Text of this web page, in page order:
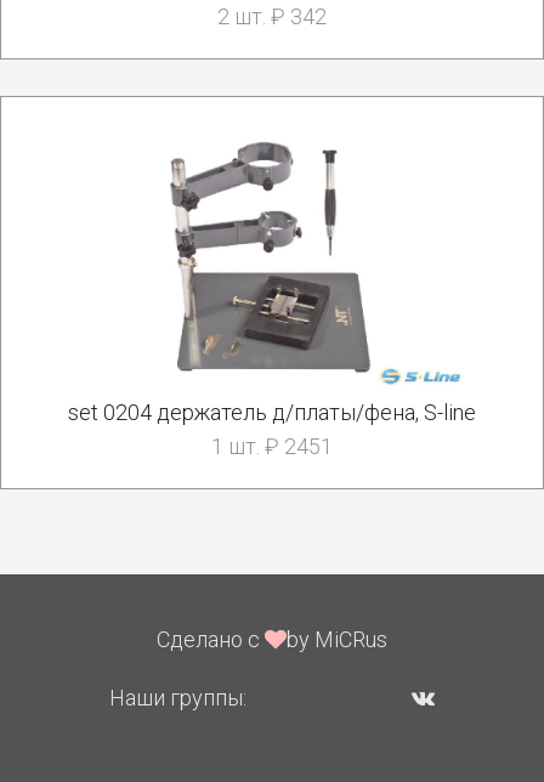
2 шт. ₽ 342
set 0204 держатель д/платы/фена, S-line
1 шт. ₽ 2451
Сделано с by MiCRus
Наши группы: